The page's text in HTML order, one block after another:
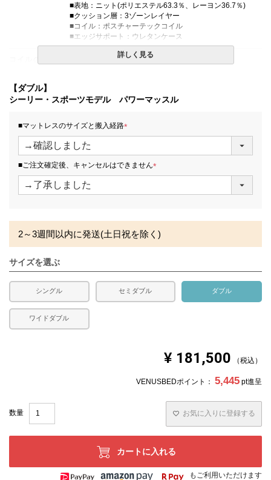
■表地：ニット(ポリエステル63.3％、レーヨン36.7％)
■クッション層：3ゾーンレイヤー
■コイル：ポスチャーテックコイル
■エッジサポート：ウレタンケース
ポスチャーテックコイル
生産国
詳しく見る
【ダブル】
シーリー・スポーツモデル パワーマッスル
■マットレスのサイズと搬入経路
(
)
■ご注文確定後、キャンセルはできません
(
2～3週間以内に発送(土日祝を除く)
サイズを選ぶ
シングル セミダブル ダブル
ワイドダブル
¥ 181,500 税込
VENUSBEDポイント： 5,445 pt進呈
お気に入りに登録する
カートに入れる
もご利用いただけます